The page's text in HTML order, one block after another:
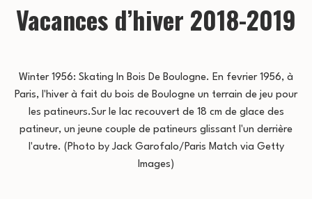
Vacances d’hiver 2018-2019
Winter 1956: Skating In Bois De Boulogne. En fevrier 1956, à
Paris, l'hiver à fait du bois de Boulogne un terrain de jeu pour
les patineurs.Sur le lac recouvert de 18 cm de glace des
patineur, un jeune couple de patineurs glissant l'un derrière
l'autre. (Photo by Jack Garofalo/Paris Match via Getty
Images)